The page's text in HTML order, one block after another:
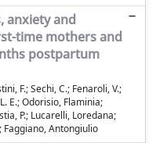
anxiety and
time mothers and
postpartum
F.; Sechi, C.; Fenaroli, V.;
E.; Odorisio, Flaminia;
P.; Lucarelli, Loredana;
Faggiano, Antongiulio